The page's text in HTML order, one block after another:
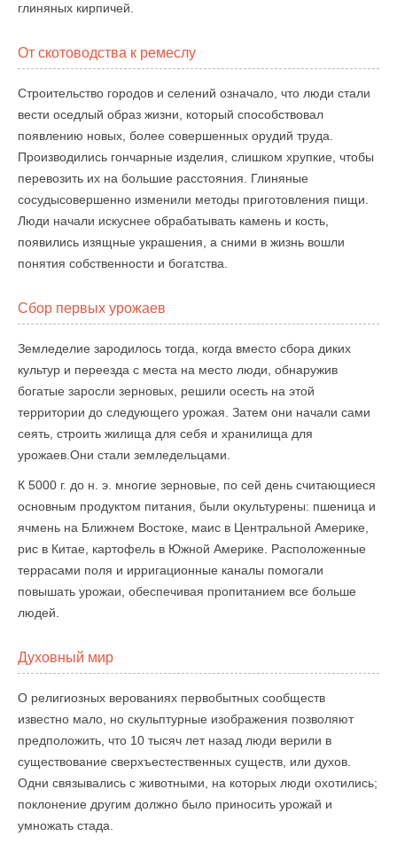
глиняных кирпичей.
От скотоводства к ремеслу
Строительство городов и селений означало, что люди стали
вести оседлый образ жизни, который способствовал
появлению новых, более совершенных орудий труда.
Производились гончарные изделия, слишком хрупкие, чтобы
перевозить их на большие расстояния. Глиняные
сосудысовершенно изменили методы приготовления пищи.
Люди начали искуснее обрабатывать камень и кость,
появились изящные украшения, а сними в жизнь вошли
понятия собственности и богатства.
Сбор первых урожаев
Земледелие зародилось тогда, когда вместо сбора диких
культур и переезда с места на место люди, обнаружив
богатые заросли зерновых, решили осесть на этой
территории до следующего урожая. Затем они начали сами
сеять, строить жилища для себя и хранилища для
урожаев.Они стали земледельцами.
К 5000 г. до н. э. многие зерновые, по сей день считающиеся
основным продуктом питания, были окультурены: пшеница и
ячмень на Ближнем Востоке, маис в Центральной Америке,
рис в Китае, картофель в Южной Америке. Расположенные
террасами поля и ирригационные каналы помогали
повышать урожаи, обеспечивая пропитанием все больше
людей.
Духовный мир
О религиозных верованиях первобытных сообществ
известно мало, но скульптурные изображения позволяют
предположить, что 10 тысяч лет назад люди верили в
существование сверхъестественных существ, или духов.
Одни связывались с животными, на которых люди охотились;
поклонение другим должно было приносить урожай и
умножать стада.